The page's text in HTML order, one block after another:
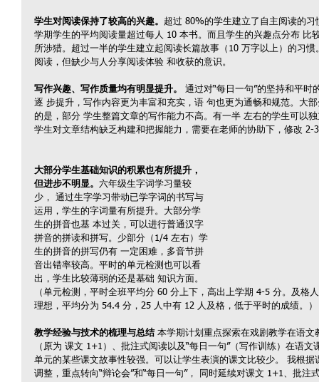
学生对阅读保持了较高的兴趣。 超过 80%的学生建立了自主阅读的
学期学生的平均阅读量超过每人 10 本书。而且学生的兴趣点分布 比
所涉猎。超过一半的学生建立起阅读长篇故事（10 万字以上）的习
阅读，但缺少与人分享阅读体验 和收获的意识。
写作兴趣、写作质量均有明显提升。
通过对“每日一句”的坚持和平时
逐 步提升，写作内容更为丰富和充实，语 句也更为通畅和规范。大
的是，部分 学生整篇文章的写作能力不高。有一半 左右的学生可以
学生对文章结构缺乏构建和把握能力，需要在老师的协助下，修改 2-
大部分学生基础知识的积累也有所提升，
但进步不明显。 六年级生字词学习量较
少， 通过生字学习带动已学字词的书写与
运用，学生的字词量有所提升。大部分学
生的拼音也基 本过关，可以进行普通汉字
拼音的拼读和拼写。少部分（1/4 左右）学
生的拼音的拼写仍有 一定困难，多音节拼
音出错率较高。平时的单元检测也可以看
出，学生比较薄弱的还是基础 知识方面。
（单元检测，平时全班平均分 60 分上下，高出上学期 4-5 分。及格
理想，平均分为 54.4 分，25 人中有 12 人及格，低于平时的成绩。）
教学经验与技术的梳理与总结 本学期计划重点探索在戏剧教学在语
（原为 课文 1+1）、批注式阅读以及“每日一句”（写作训练）在语
单元的某些课文故事性较强。可以让学生表演的课文比较少。 我根
调整，重点转向“辩论会”和“每日一句”， 同时延续对课文 1+1、批注